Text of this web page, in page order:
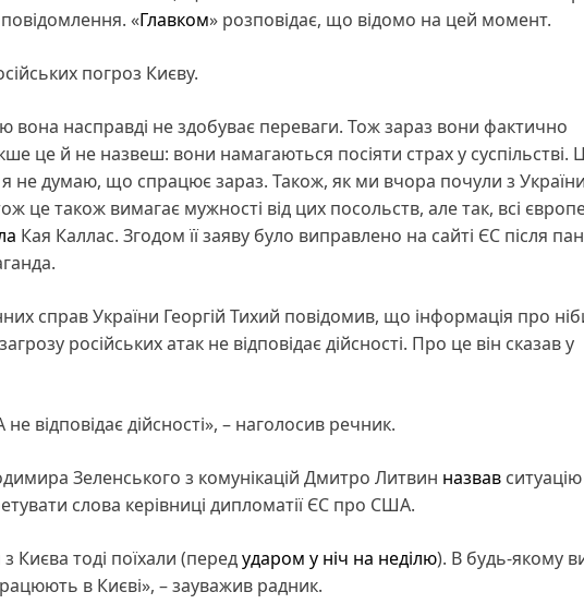
«Главком» розповідає, що відомо на цей момент.
погроз Києву.
насправді не здобуває переваги. Тож зараз вони фактично
це й не назвеш: вони намагаються посіяти страх у суспільстві.
не думаю, що спрацює зараз. Також, як ми вчора почули з
це також вимагає мужності від цих посольств, але так, всі
Кая Каллас. Згодом її заяву було виправлено на сайті ЄС після
справ України Георгій Тихий повідомив, що інформація про
російських атак не відповідає дійсності. Про це він сказав у
відповідає дійсності», – наголосив речник.
Зеленського з комунікацій Дмитро Литвин назвав ситуацію
слова керівниці дипломатії ЄС про США.
тоді поїхали (передударом у ніч на неділю). В будь-якому
в Києві», – зауважив радник.